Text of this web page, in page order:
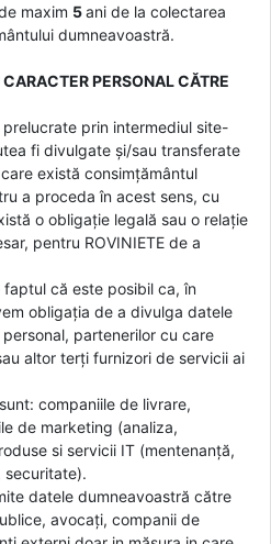
maxim 5ani de la colectarea
dumneavoastră.
PERSONAL CĂTRE
prin intermediul site-
fi divulgate și/sau transferate
există consimțământul
a proceda în acest sens, cu
o obligație legală sau o relație
pentru ROVINIETE de a
că este posibil ca, în
obligația de a divulga datele
partenerilor cu care
altor terți furnizori de servicii ai
companiile de livrare,
de marketing (analiza,
si servicii IT (mentenanță,
securitate).
datele dumneavoastră către
avocați, companii de